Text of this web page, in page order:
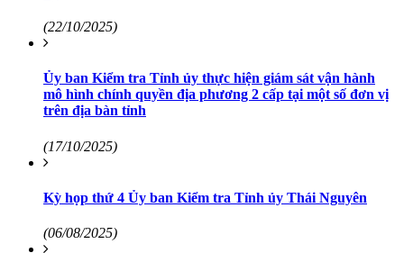
(22/10/2025)
Ủy ban Kiểm tra Tỉnh ủy thực hiện giám sát vận hành
mô hình chính quyền địa phương 2 cấp tại một số đơn vị
trên địa bàn tỉnh
(17/10/2025)
Kỳ họp thứ 4 Ủy ban Kiểm tra Tỉnh ủy Thái Nguyên
(06/08/2025)